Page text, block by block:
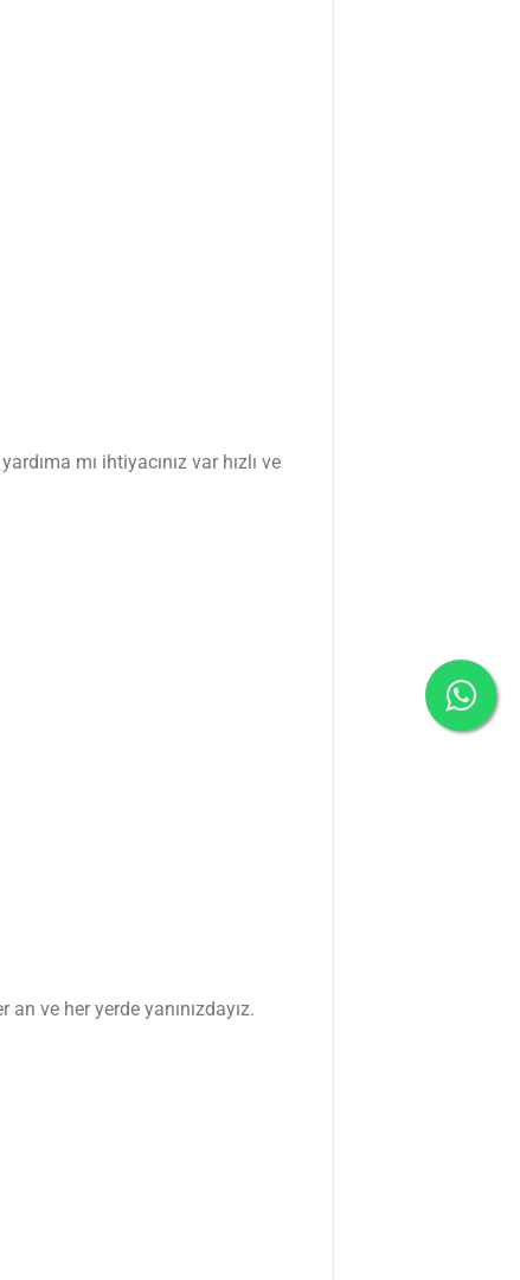
mı ihtiyacınız var hızlı ve
ve her yerde yanınızdayız.